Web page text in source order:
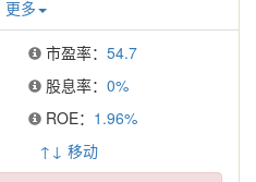
更多
市盈率： 54.7
股息率： 0%
ROE： 1.96%
↑↓ 移动